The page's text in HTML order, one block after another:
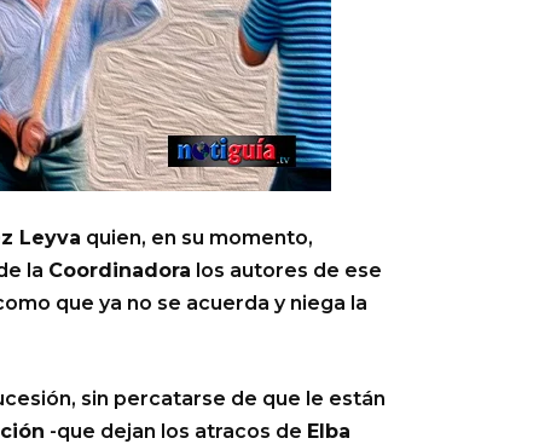
Leyva quien, en su momento,
la Coordinadora los autores de ese
que ya no se acuerda y niega la
sin percatarse de que le están
-que dejan los atracos de Elba